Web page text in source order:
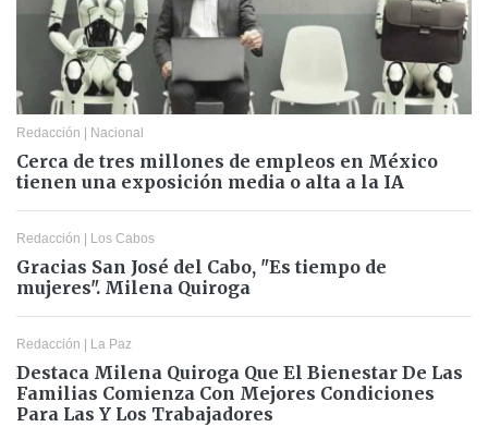
Redacción Nacional
Cerca de tres millones de empleos en México
tienen una exposición media o alta a la IA
Redacción Los Cabos
Gracias San José del Cabo, "Es tiempo de
mujeres". Milena Quiroga
Redacción La Paz
Destaca Milena Quiroga Que El Bienestar De Las
Familias Comienza Con Mejores Condiciones
Para Las Y Los Trabajadores